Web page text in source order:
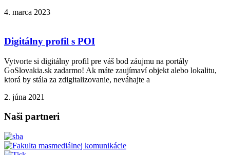
4. marca 2023
Digitálny profil s POI
Vytvorte si digitálny profil pre váš bod záujmu na portály
GoSlovakia.sk zadarmo! Ak máte zaujímaví objekt alebo lokalitu,
ktorá by stála za zdigitalizovanie, neváhajte a
2. júna 2021
Naši partneri